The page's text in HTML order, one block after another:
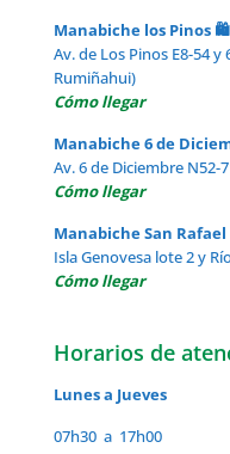
Manabiche los Pinos
Av. de Los Pinos E8-54
Rumiñahui)
Cómo llegar
Manabiche 6 de
Av. 6 de Diciembre N52-
Cómo llegar
Manabiche San
Isla Genovesa lote 2 y
Cómo llegar
Horarios de
Lunes a Jueves
07h30 a 17h00